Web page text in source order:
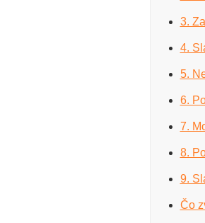
3.
4.
5.
6.
7.
8.
9.
Čo